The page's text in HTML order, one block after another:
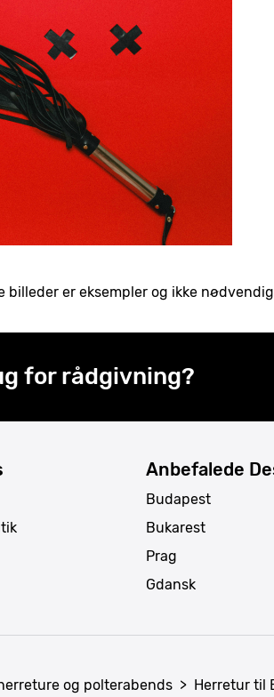
billeder er eksempler og ikke
for rådgivning?
Anbefalede
Budapest
Bukarest
Prag
Gdansk
og polterabends > Herretur til